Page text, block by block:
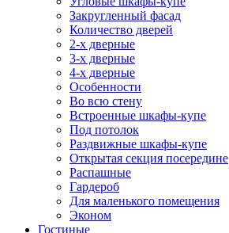
Закругленный фасад
Количество дверей
2-х дверные
3-х дверные
4-х дверные
Особенности
Во всю стену
Встроенные шкафы-купе
Под потолок
Раздвижные шкафы-купе
Открытая секция посередине
Распашные
Гардероб
Для маленького помещения
Эконом
Гостиные